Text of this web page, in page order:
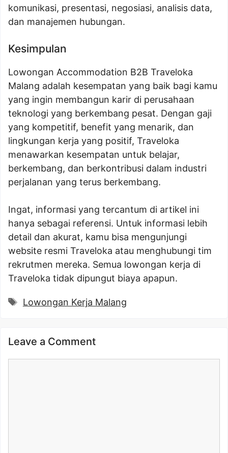
komunikasi, presentasi, negosiasi, analisis data,
dan manajemen hubungan.
Kesimpulan
Lowongan Accommodation B2B Traveloka
Malang adalah kesempatan yang baik bagi kamu
yang ingin membangun karir di perusahaan
teknologi yang berkembang pesat. Dengan gaji
yang kompetitif, benefit yang menarik, dan
lingkungan kerja yang positif, Traveloka
menawarkan kesempatan untuk belajar,
berkembang, dan berkontribusi dalam industri
perjalanan yang terus berkembang.
Ingat, informasi yang tercantum di artikel ini
hanya sebagai referensi. Untuk informasi lebih
detail dan akurat, kamu bisa mengunjungi
website resmi Traveloka atau menghubungi tim
rekrutmen mereka. Semua lowongan kerja di
Traveloka tidak dipungut biaya apapun.
Tags
Lowongan Kerja Malang
Leave a Comment